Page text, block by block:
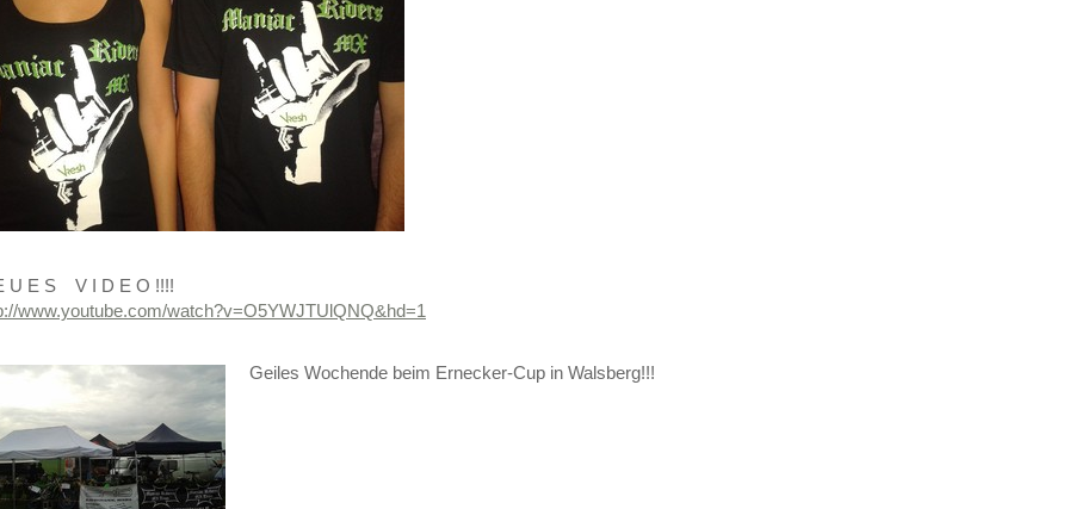
U E S V I D E O !!!!
www.youtube.com/watch?v=O5YWJTUlQNQ&hd=1
Geiles Wochende beim Ernecker-Cup in Walsberg!!!